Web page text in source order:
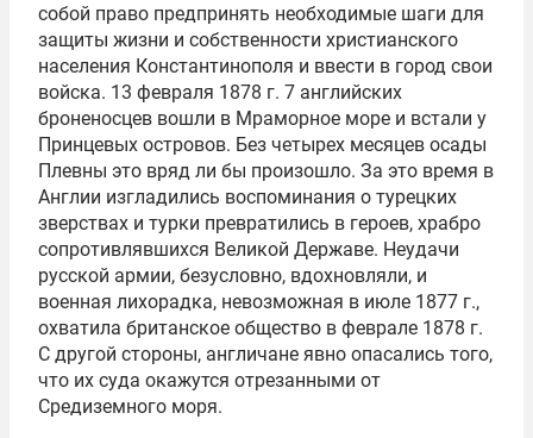
собой право предпринять необходимые шаги для
защиты жизни и собственности христианского
населения Константинополя и ввести в город свои
войска. 13 февраля 1878 г. 7 английских
броненосцев вошли в Мраморное море и встали у
Принцевых островов. Без четырех месяцев осады
Плевны это вряд ли бы произошло. За это время в
Англии изгладились воспоминания о турецких
зверствах и турки превратились в героев, храбро
сопротивлявшихся Великой Державе. Неудачи
русской армии, безусловно, вдохновляли, и
военная лихорадка, невозможная в июле 1877 г.,
охватила британское общество в феврале 1878 г.
С другой стороны, англичане явно опасались того,
что их суда окажутся отрезанными от
Средиземного моря.